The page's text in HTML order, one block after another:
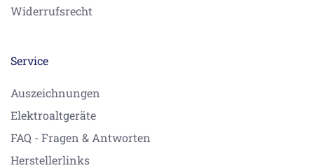
Widerrufsrecht
Service
Auszeichnungen
Elektroaltgeräte
FAQ - Fragen & Antworten
Herstellerlinks